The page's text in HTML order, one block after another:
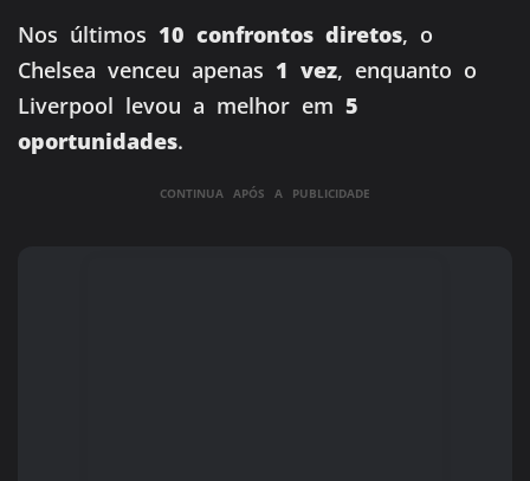
Nos últimos 10 confrontos diretos, o
Chelsea venceu apenas 1 vez, enquanto o
Liverpool levou a melhor em 5
oportunidades.
CONTINUA APÓS A PUBLICIDADE